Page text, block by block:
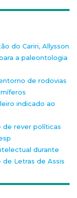
do Cariri, Allysson
a paleontologia
de rodovias
indicado ao
de rever políticas
durante
Letras de Assis